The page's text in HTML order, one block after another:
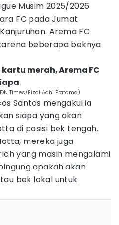
Musim 2025/2026
FC pada Jumat
Arema FC
beberapa beknya
merah, Arema FC
Times/Rizal Adhi Pratama)
Santos mengakui ia
siapa yang akan
di posisi bek tengah.
mereka juga
yang masih mengalami
apakah akan
bek lokal untuk